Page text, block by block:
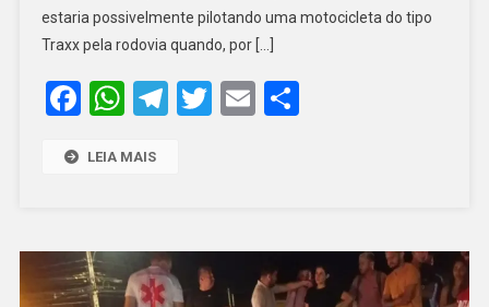
ACIDENTE
estaria possivelmente pilotando uma motocicleta do tipo
Traxx pela rodovia quando, por […]
Facebook
WhatsApp
Telegram
Twitter
EmailShare
LEIA MAIS